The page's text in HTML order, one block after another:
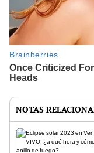
NOTAS